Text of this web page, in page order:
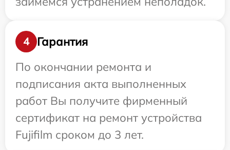
4
Гарантия
По окончании ремонта и
подписания акта выполненных
работ Вы получите фирменный
сертификат на ремонт устройства
Fujifilm сроком до 3 лет.